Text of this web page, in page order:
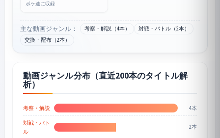
ポケ速に収録
主な動画ジャンル： 考察・解説（4本）
対戦・バトル（2本）
交換・配布（2本）
動画ジャンル分布（直近200本のタイトル解
析）
考察・解説 4本
対戦・バト
ル
2本